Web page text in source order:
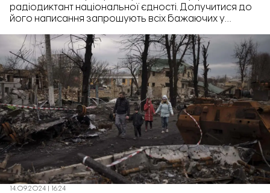
радіодиктант національної єдності. Долучитися до
його написання запрошують всіх бажаючих у
від БФ «Схід SOS». Про це «Відбудові. Запоріжжя»
повідомила комунікаційна менеджерка БФ «Схід
SOS» Катерина.
14.09.2024 | 16:24